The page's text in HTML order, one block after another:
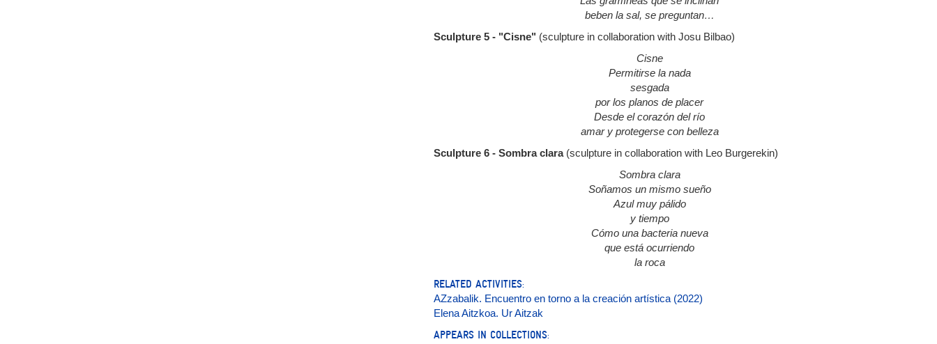
beben la sal, se preguntan…
Sculpture 5 - "Cisne" (sculpture in collaboration with Josu Bilbao)
Cisne
Permitirse la nada
sesgada
por los planos de placer
Desde el corazón del río
amar y protegerse con belleza
Sculpture 6 - Sombra clara(sculpture in collaboration with Leo Burgerekin)
Sombra clara
Soñamos un mismo sueño
Azul muy pálido
y tiempo
Cómo una bacteria nueva
que está ocurriendo
la roca
RELATED ACTIVITIES:
AZzabalik. Encuentro en torno a la creación artística (2022)
Elena Aitzkoa. Ur Aitzak
APPEARS IN COLLECTIONS: